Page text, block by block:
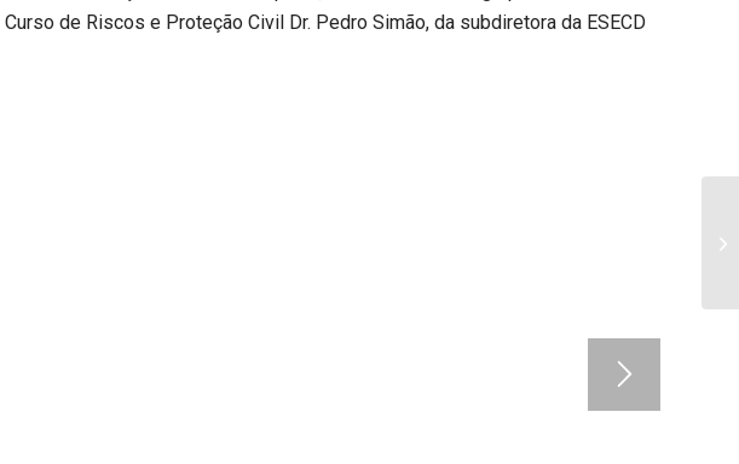
de Riscos e Proteção Civil Dr. Pedro Simão, da subdiretora da ESECD